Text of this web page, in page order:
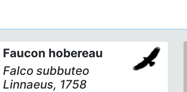
Faucon hobereau
Falco subbuteo
Linnaeus, 1758